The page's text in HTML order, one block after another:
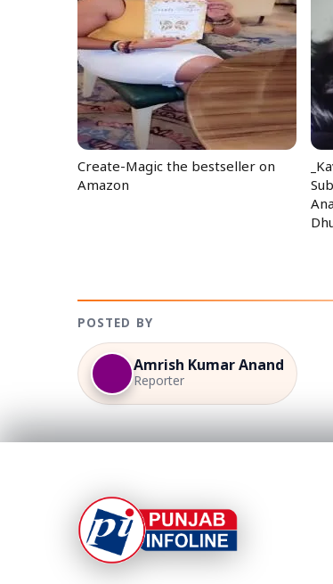
Create-Magic the bestseller on
Amazon
POSTED BY
Amrish Kumar Anand
Reporter